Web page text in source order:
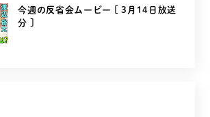
今週の反省会ムービー [ 3月14日放送
分 ]